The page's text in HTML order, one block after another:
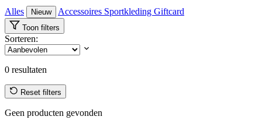
Alles Nieuw Accessoires Sportkleding Giftcard
Toon filters
Sorteren:
0 resultaten
Reset filters
Geen producten gevonden